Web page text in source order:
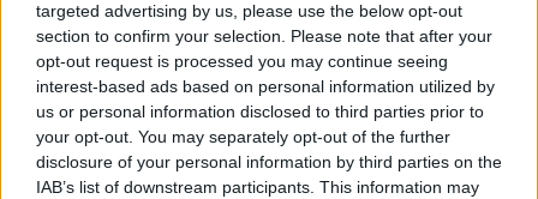
targeted advertising by us, please use the below opt-out
section to confirm your selection. Please note that after your
opt-out request is processed you may continue seeing
interest-based ads based on personal information utilized by
us or personal information disclosed to third parties prior to
your opt-out. You may separately opt-out of the further
disclosure of your personal information by third parties on the
IAB’s list of downstream participants. This information may